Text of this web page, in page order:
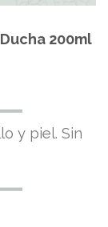
200ml
y piel. Sin